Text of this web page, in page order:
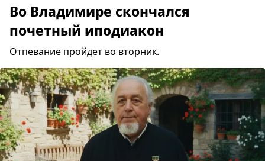
Во Владимире скончался
почетный иподиакон
Отпевание пройдет во вторник.